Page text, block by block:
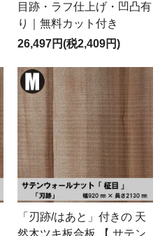
目跡・ラフ仕上げ・凹凸有
り｜無料カット付き
26,497円(税2,409円)
「刃跡/はあと」付きの 天
然木ツキ板合板 【 サテン